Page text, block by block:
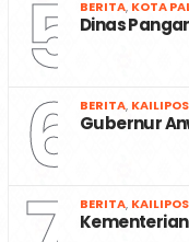
5 BERITA, KOTA
Dinas
6 BERITA,
Gubernur
BERITA,
Kementerian